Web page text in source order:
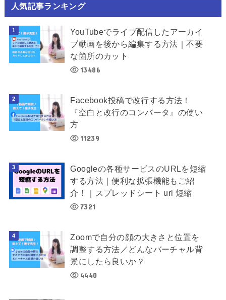
人気記事ランキング
YouTubeでライブ配信したアーカイ
ブ動画を後から編集する方法｜不要
な箇所のカット
13486
Facebook投稿で改行する方法！
『空白と改行のコンバータ』の使い
方
11239
Googleの各種サービスのURLを短縮
する方法｜便利な拡張機能もご紹
介！｜スプレッドシート url 短縮
7321
Zoomで自分の顔の大きさと位置を
調整する方法／どんなバーチャル背
景にしたら良いか？
4440